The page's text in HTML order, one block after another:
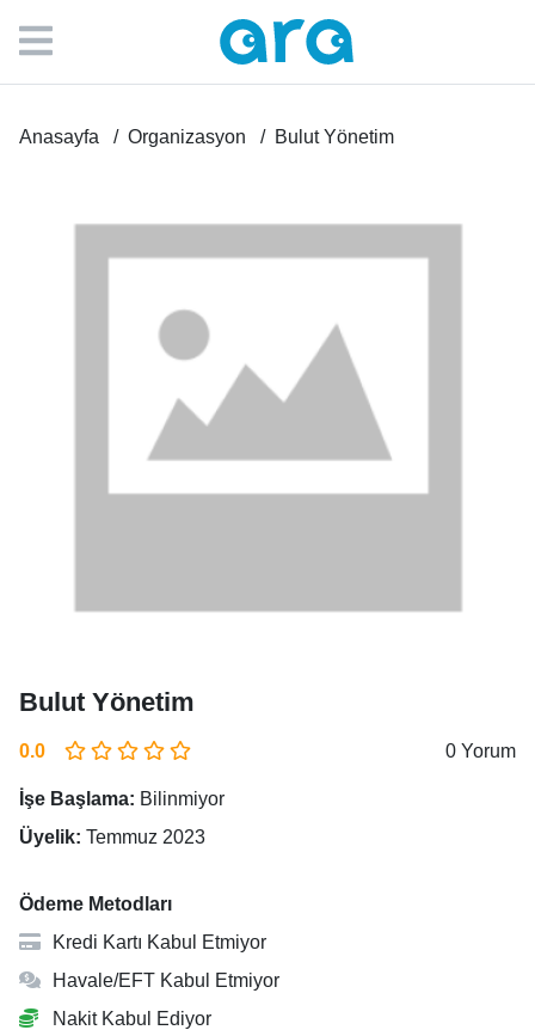
Anasayfa Organizasyon Bulut Yönetim
Bulut Yönetim
0.0 0 Yorum
İşe Başlama: Bilinmiyor
Üyelik: Temmuz 2023
Ödeme Metodları
Kredi Kartı Kabul Etmiyor
Havale/EFT Kabul Etmiyor
Nakit Kabul Ediyor